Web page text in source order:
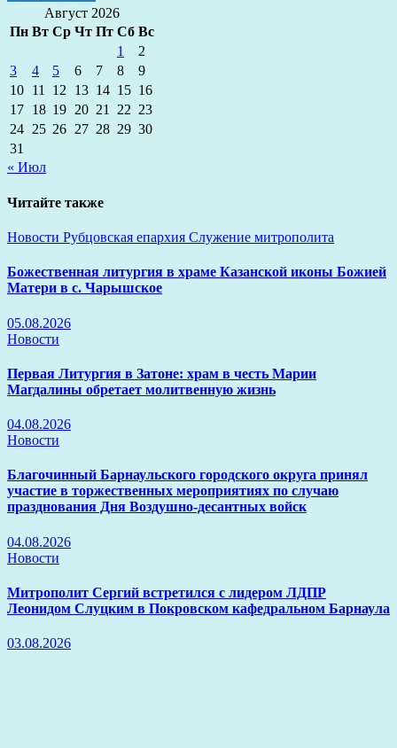
Август 2026
Пн Вт Ср Чт Пт Сб Вс
1
2
3
4 5 6 7 8
9
10 11 12 13 14 15 16
17 18 19 20 21 22 23
24 25 26 27 28 29 30
31
« Июл
Читайте также
Новости Рубцовская епархия Служение митрополита
Божественная литургия в храме Казанской иконы Божией
Матери в с. Чарышское
05.08.2026
Новости
Первая Литургия в Затоне: храм в честь Марии
Магдалины обретает молитвенную жизнь
04.08.2026
Новости
Благочинный Барнаульского городского округа принял
участие в торжественных мероприятиях по случаю
празднования Дня Воздушно-десантных войск
04.08.2026
Новости
Митрополит Сергий встретился с лидером ЛДПР
Леонидом Слуцким в Покровском кафедральном Барнаула
03.08.2026